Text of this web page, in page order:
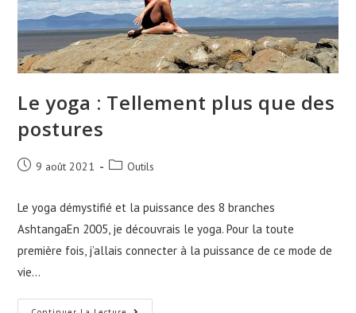
Le yoga : Tellement plus que des
postures
9 août 2021 Outils
Le yoga démystifié et la puissance des 8 branches
AshtangaEn 2005, je découvrais le yoga. Pour la toute
première fois, j’allais connecter à la puissance de ce mode de
vie…